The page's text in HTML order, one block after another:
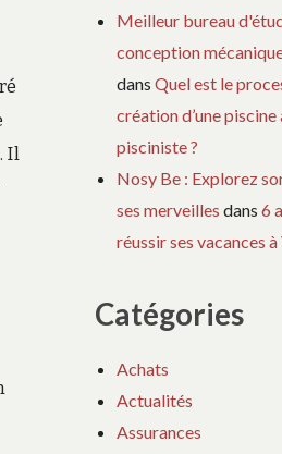
Il
Meilleur bureau
conception
dansQuel est le
création d’une piscine
pisciniste ?
Nosy Be : Explorez
ses merveilles dans6
réussir ses vacances
Catégories
Achats
Actualités
Assurances